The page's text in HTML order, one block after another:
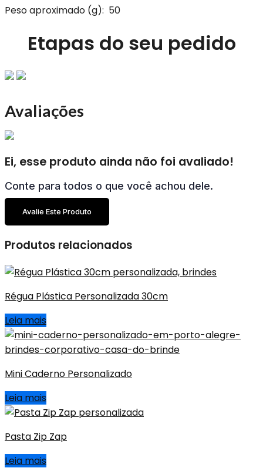
Peso aproximado (g): 50
Etapas do seu pedido
Avaliações
Ei, esse produto ainda não foi avaliado!
Conte para todos o que você achou dele.
Avalie Este Produto
Produtos relacionados
Régua Plástica Personalizada 30cm
Leia mais
Mini Caderno Personalizado
Leia mais
Pasta Zip Zap
Leia mais